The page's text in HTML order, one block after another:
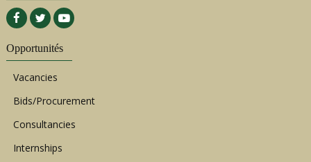
Opportunités
Vacancies
Bids/Procurement
Consultancies
Internships